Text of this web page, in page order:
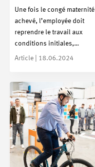
Une fois le congé maternité
achevé, l’employée doit
reprendre le travail aux
conditions initiales,…
Article | 18.06.2024